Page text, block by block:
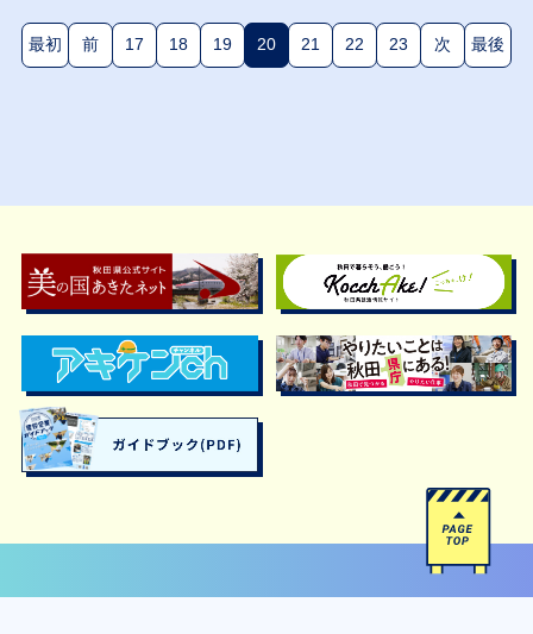
最初 前 17 18 19 20(現在のページ)
21 22 23 次 最後